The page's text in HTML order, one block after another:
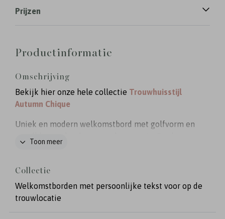
Prijzen
Productinformatie
Omschrijving
Bekijk hier onze hele collectie Trouwhuisstijl
Autumn Chique
Uniek en modern welkomstbord met golfvorm en
Fotografie: Marleen Tammeleng
Toon meer
Collectie
Welkomstborden met persoonlijke tekst voor op de
trouwlocatie